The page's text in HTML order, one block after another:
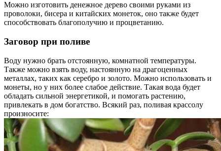
Можно изготовить денежное дерево своими руками из
проволоки, бисера и китайских монеток, оно также будет
способствовать благополучию и процветанию.
Заговор при поливе
Воду нужно брать отстоянную, комнатной температуры.
Также можно взять воду, настоянную на драгоценных
металлах, таких как серебро и золото. Можно использовать и
монеты, но у них более слабое действие. Такая вода будет
обладать сильной энергетикой, и помогать растению,
привлекать в дом богатство. Всякий раз, поливая крассолу
произносите: